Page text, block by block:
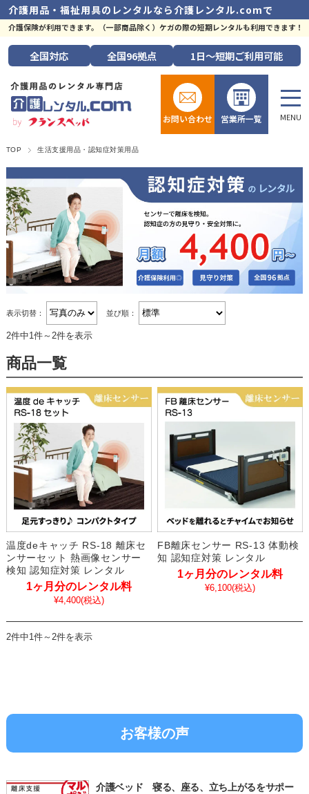
介護用品・福祉用具のレンタルなら 介護レンタル.comで
介護保険が利用できます。（一部商品除く）ケガの際の短期レンタルも利用できます！
全国対応 全国96拠点 1日～短期ご利用可能
お問い合わせ 営業所一覧
TOP 生活支援用品・認知症対策用品
表示切替： 並び順：
2件中1件～2件を表示
商品一覧
温度deキャッチ RS-18 離床セ
ンサーセット 熱画像センサー
検知 認知症対策 レンタル
1ヶ月分のレンタル料
¥4,400(税込)
FB離床センサー RS-13 体動検
知 認知症対策 レンタル
1ヶ月分のレンタル料
¥6,100(税込)
2件中1件～2件を表示
お客様の声
介護ベッド 寝る、座る、立ち上がるをサポー